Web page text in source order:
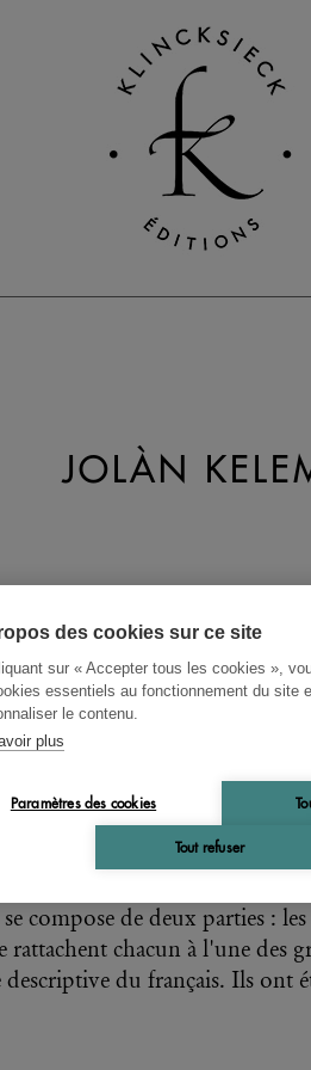
des cookies sur ce site
sur « Accepter tous les cookies »,
essentiels au fonctionnement du site
le contenu.
plus
Paramètres des cookies
Tout refuser
JOLÀN
au style
de linguistique
compose de deux parties :
rattachent chacun à l'une des
descriptive du français. Ils ont